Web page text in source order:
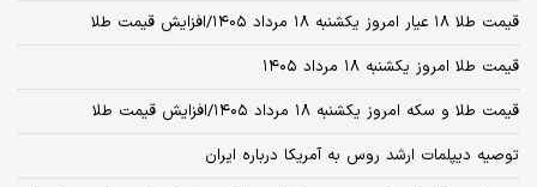
قیمت طلا ۱۸ عیار امروز یکشنبه ۱۸ مرداد ۱۴۰۵/افزایش قیمت طلا
قیمت طلا امروز یکشنبه ۱۸ مرداد ۱۴۰۵
قیمت طلا و سکه امروز یکشنبه ۱۸ مرداد ۱۴۰۵/افزایش قیمت طلا
توصیه دیپلمات ارشد روس به آمریکا درباره ایران